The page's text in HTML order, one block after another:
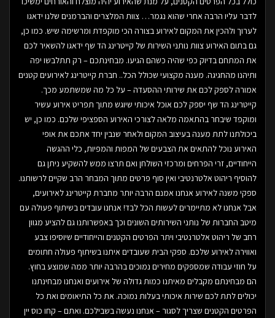
לדבר עליו הרבה אחרי שהוא נגמר… צוות המלצרים והברמנים שלנו ידאגו
לערוך ולהכין את המקום לאירוע בצורה הכי מוקפדת ומרשימה שיש. כמו כן,
גם בתום האירוע צוות נותני השירות של קייטרינג הד שף ידאגו להשאיר לכם
את המתחם בדיוק כפי שהיה כשהם הגיעו. מבחינתכם – רק תתלבשו יפה
ותיהנו מהחגיגה. מענה מקצועי שכולל הכל.. חברת קייטרינג לאירועים קטנים
אמורה לספק לכם את שירותי ההסעדה – על כל מה שמשתמע מכך.
קייטרינג הד שף יספק לכם אוכל איכותי שיוגש מתוך תפריט אירוע עשיר
ומוקפד שיבחר בהתאמה מלאה לצורכי האירוע הספציפי שלכם. כמו כן, יש
ביכולתנו לתת מענה בעיצוב המקום ולאחר שנבין יחד אתכם את אופי
האירוע נוכל להתאים את הצבעים של המפות והמפיות, כלי ההגשה
הייחודיים, זרי הפרחים ומרכזי השולחן ואם תרצו ממש להשקיע ניתן גם
להוסיף ריהוט אלטרנטיבי ואין סוף פרטים מתוך המבחר הרב שקיים לרשותנו.
ספקי משנה לאירוע אנחנו אמנם הרבה יותר מחברת קייטרינג לאירועים,
אבל אנחנו לא מתיימרים לעשות הכל לבד! אנחנו עובדים בשיתוף פעולה עם
מיטב החברות של נותני השירותים השונים וכך באפשרותנו גם להציע מגוון
רחב של ריהוט אלטרנטיבי ויתר הפרטים הקטנים והייחודיים שיוסיפו צבע
ואווירה לאירוע שלכם. ספקי הבית שעובדים איתנו בשיתוף פעולה חתומים
על חוזי עבודה שמספקים מחירים נמוכים בהרבה יותר ממה שמוצע בחוץ.
הם מבחינתם מקבלים מאיתנו כמות גדולה של אירועים ואנחנו מבחינתנו
יכולים לתת לכם שירות איכותי בעלות נמוכה. את כל התיאומים ואת כל
הפרטים הקטנים שצריך לסגור – אנחנו נעשה בשבילכם. ואתם – קחו כוס יין